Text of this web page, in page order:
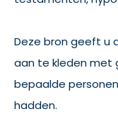
Deze bron geeft u
aan te kleden met
bepaalde
hadden.